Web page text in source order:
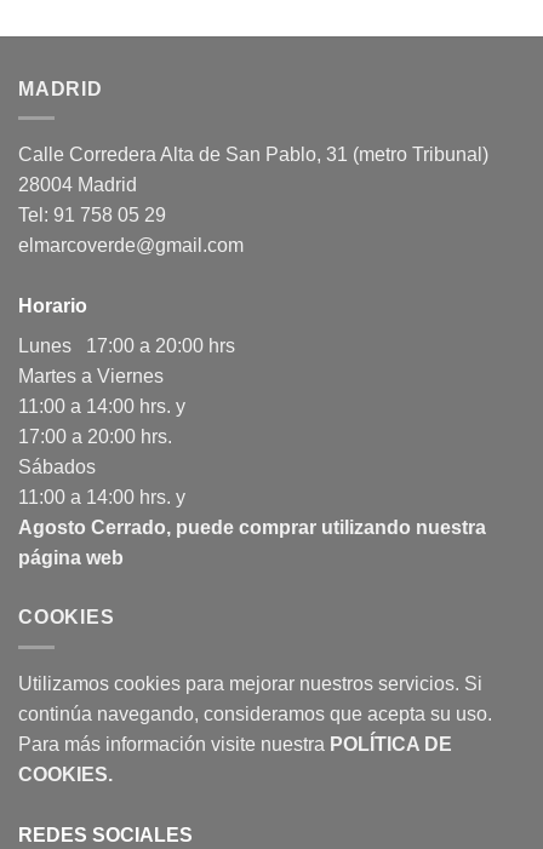
MADRID
Calle Corredera Alta de San Pablo, 31 (metro Tribunal)
28004 Madrid
Tel: 91 758 05 29
elmarcoverde@gmail.com
Horario
Lunes 17:00 a 20:00 hrs
Martes a Viernes
11:00 a 14:00 hrs. y
17:00 a 20:00 hrs.
Sábados
11:00 a 14:00 hrs. y
Agosto Cerrado, puede comprar utilizando nuestra
página web
COOKIES
Utilizamos cookies para mejorar nuestros servicios. Si
continúa navegando, consideramos que acepta su uso.
Para más información visite nuestra POLÍTICA DE
COOKIES.
REDES SOCIALES